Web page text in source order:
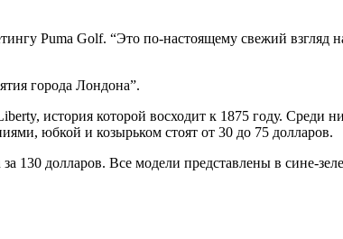
Puma Golf. “Это по-настоящему свежий взгляд
города Лондона”.
история которой восходит к 1875 году. Среди
юбкой и козырьком стоят от 30 до 75 долларов.
130 долларов. Все модели представлены в сине-